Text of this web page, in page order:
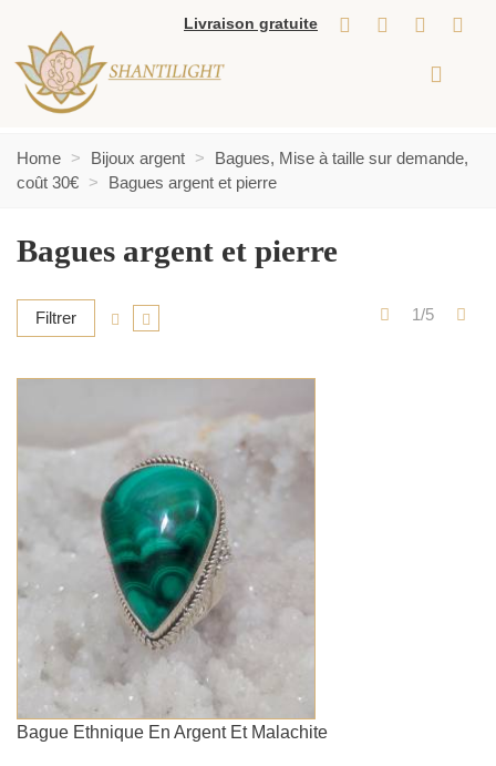
Livraison gratuite
Home > Bijoux argent >
Bagues, Mise à taille sur demande,
coût 30€ > Bagues argent et pierre
Bagues argent et pierre
Filtrer Précédent
1/5
Bague Ethnique En Argent Et Malachite